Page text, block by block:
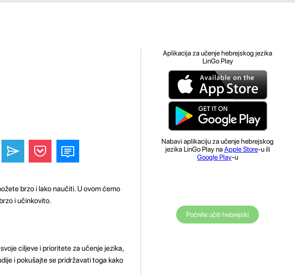
brzo i lako naučiti. U ovom ćemo
i učinkovito.
ciljeve i prioritete za učenje jezika,
i pokušajte se pridržavati toga kako
Aplikacija za učenje hebrejskog jezika
LinGo Play
Nabavi aplikaciju za učenje hebrejskog
jezika LinGo Play naApple Store-u ili
Google Play-u
Počnite učiti hebrejski